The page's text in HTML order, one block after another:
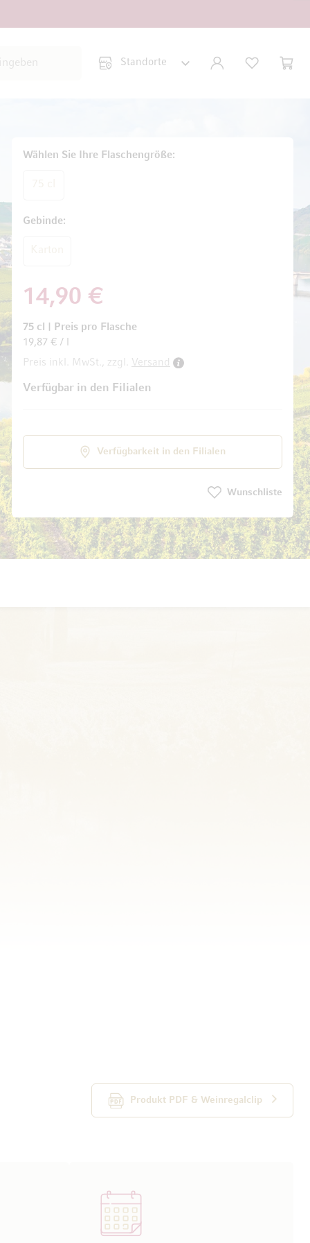
KONTO WUNSCHLISTE
Wählen Sie Ihre Flaschengröße
Gebinde
14,90 €
75 cl
Preis pro Flasche
19,87 € / l
Preis inkl. MwSt., zzgl. Versand
Verfügbar in den Filialen
Verfügbarkeit in den Filialen
Wunschliste
Produkt PDF & Weinregalclip